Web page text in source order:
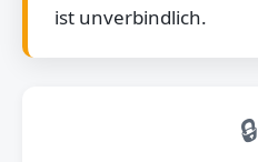
ist unverbindlich.
🔒